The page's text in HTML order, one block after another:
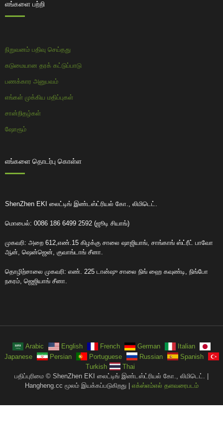
எங்களை பற்றி
நிறுவனம் பதிவு செய்தது
கடுமையான தரக் கட்டுப்பாடு
பணக்கார அனுபவம்
எங்கள் முக்கிய மதிப்புகள்
சான்றிதழ்கள்
ஷோரூம்
எங்களை தொடர்பு கொள்ள
ShenZhen EKI லைட்டிங் இண்டஸ்ட்ரியல் கோ., லிமிடெட்.
மொபைல்: 0086 186 6499 2592 (ஜூடி சியாங்)
முகவரி: அறை 612,எண்.15 கிழக்கு சாலை ஷாஜியாங், சாங்காங் ஸ்ட்ரீட் பாவோ
ஆன், ஷென்ஜென், குவாங்டாங் சீனா.
தொழிற்சாலை முகவரி: எண். 225 டான்ஷு சாலை நிங் ஹை கவுண்டி, நிங்போ
நகரம், ஜெஜியாங் சீனா.
Arabic English French German
Italian
Japanese
Persian Portuguese Russian
Spanish
Turkish
Thai
பதிப்புரிமை © ShenZhen EKI லைட்டிங் இண்டஸ்ட்ரியல் கோ., லிமிடெட். |
Hangheng.cc மூலம் இயக்கப்படுகிறது | எக்ஸ்எம்எல் தளவரைபடம்